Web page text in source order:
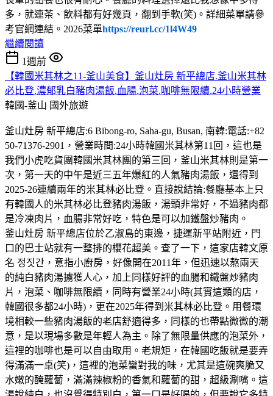
多，就連茶、飲料都有好幾頁，翻到手軟(笑)。詳細菜單請參
考官網連結。2026菜單https://reurl.cc/1l4W49
繼續閱讀
1週前
【韓國米其林之11-釜山美食】釜山灶房 新平總店.釜山米其林
必比登.濃郁乳白豬肉湯飯.血腸.泡菜.咖啡無限續.24小時營業
韓國-釜山 國外旅遊
釜山灶房 新平總店:6 Bibong-ro, Saha-gu, Busan, 南韓:電話:+82
50-71376-2901，營業時間:24小時韓國米其林第11回，這也是
我們小虎吃貨團韓國米其林團的第三回，釜山米其林則是第一
次，第一天的中午是近三五年爆紅的人氣豬肉湯飯，還得到
2025-26連續兩年的米其林必比登。直接說結論:餐廳基本上只
有韓國人的米其林必比登豬肉湯飯，湯頭非常好，不過豬肉都
是冷凍肉片，血腸非常好吃，特色是可以加鐵盤炒豬肉。
釜山灶房 新平總店位於乙淑島的東邊，捷運新平站附近，門
口的巴士站就有一整排的櫻花超美。查了一下，這家店韓文原
名 정짓간，意指小廚房，好像開在2011年，但迅速以熬兩天
的純白豬肉湯擄獲人心，加上同樣好評的血腸和鐵盤炒豬肉
片，泡菜、咖啡無限續，同時有營業24小時(其實這類的店，
韓國很多都24小時)，更在2025年得到米其林必比登。用餐環
境相較一些豬肉湯飯的老店舒適得多，同樣的也帶點微微的潮
意，是以現場多數是年輕人為主。除了無限量供應的泡菜外，
這裡的咖啡也是可以自由取用。老規矩，在韓國吃飯就是要弄
得滿滿一桌(笑)，這裡的泡菜蠻對我的味，尤其是這碗爽脆又
水嫩的醃蘿蔔，滿滿辣椒粉的香氣和蘿蔔的甜，超級涮嘴。這